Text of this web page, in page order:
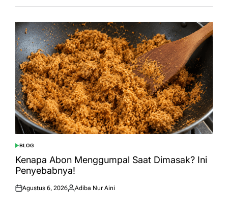
POSTED
IN
BLOG
Kenapa Abon Menggumpal Saat Dimasak? Ini
Penyebabnya!
Posted
Agustus 6, 2026
Posted
Adiba Nur Aini